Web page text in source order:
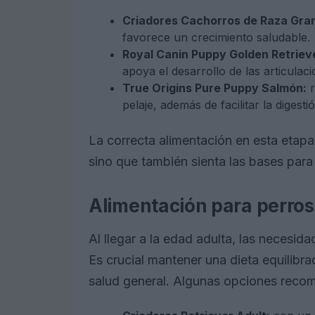
Criadores Cachorros de Raza
favorece un crecimiento saludable.
Royal Canin Puppy Golden
apoya el desarrollo de las
True Origins Pure Puppy Salmón:
pelaje, además de facilitar la
La correcta alimentación en esta
sino que también sienta las bases
Alimentación para
Al llegar a la edad adulta, las
Es crucial mantener una dieta
salud general. Algunas opciones